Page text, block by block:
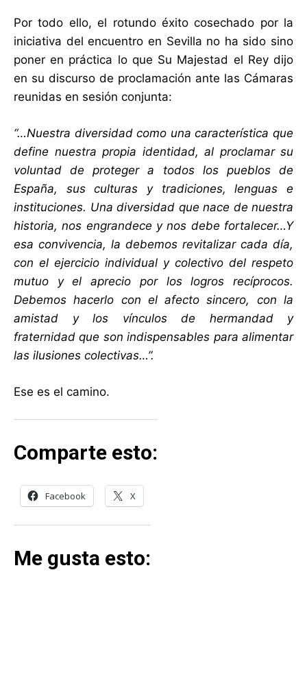
Por todo ello, el rotundo éxito cosechado por la
iniciativa del encuentro en Sevilla no ha sido sino
poner en práctica lo que Su Majestad el Rey dijo
en su discurso de proclamación ante las Cámaras
reunidas en sesión conjunta:
“…Nuestra diversidad como una característica que
define nuestra propia identidad, al proclamar su
voluntad de proteger a todos los pueblos de
España, sus culturas y tradiciones, lenguas e
instituciones. Una diversidad que nace de nuestra
historia, nos engrandece y nos debe fortalecer…Y
esa convivencia, la debemos revitalizar cada día,
con el ejercicio individual y colectivo del respeto
mutuo y el aprecio por los logros recíprocos.
Debemos hacerlo con el afecto sincero, con la
amistad y los vínculos de hermandad y
fraternidad que son indispensables para alimentar
las ilusiones colectivas…”.
Ese es el camino.
Comparte esto:
Facebook X
Me gusta esto: